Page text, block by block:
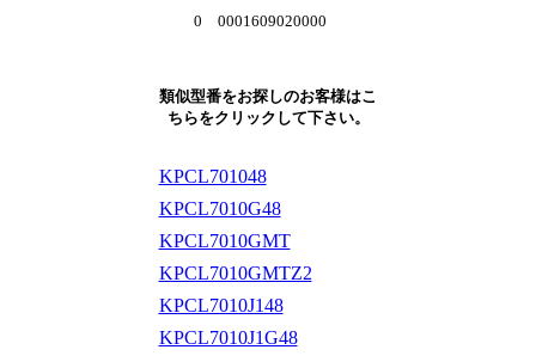
0 0001609020000
類似型番をお探しのお客様はこ
ちらをクリックして下さい。
KPCL701048
KPCL7010G48
KPCL7010GMT
KPCL7010GMTZ2
KPCL7010J148
KPCL7010J1G48